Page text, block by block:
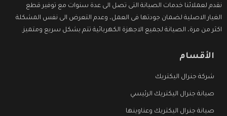
نقدم لعملائنا خدمات الصيانة التى تصل الى عدة سنوات مع توفير قطع
الغيار الاصلية لضمان جودتها فى العمل، وعدم التعرض الى نفس المشكلة
اكثر من مرة، الصيانة لجميع الاجهزة الكهربائية تتم بشكل سريع ومتميز.
الأقسام
شركة جنرال اليكتريك
صيانة جنرال اليكتريك الرئيسي
صيانة جنرال اليكتريك وعناوينها